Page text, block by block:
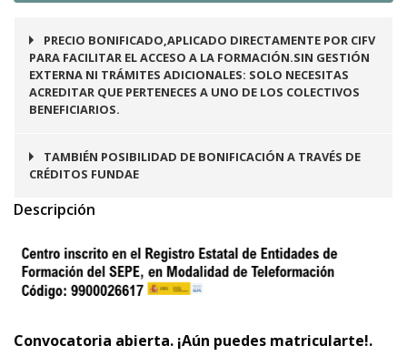
PRECIO BONIFICADO,APLICADO DIRECTAMENTE POR CIFV
PARA FACILITAR EL ACCESO A LA FORMACIÓN.SIN GESTIÓN
EXTERNA NI TRÁMITES ADICIONALES: SOLO NECESITAS
ACREDITAR QUE PERTENECES A UNO DE LOS COLECTIVOS
BENEFICIARIOS.
TAMBIÉN POSIBILIDAD DE BONIFICACIÓN A TRAVÉS DE
CRÉDITOS FUNDAE
Descripción
Convocatoria abierta. ¡Aún puedes matricularte!.